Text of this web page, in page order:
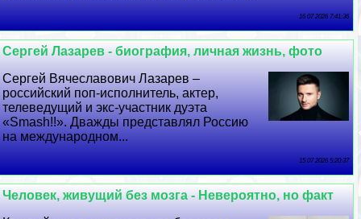
16 07 2026 7:41:36
Сергeй Лазарев - биография, личная жизнь, фото
Сергeй Вячеславович Лазарев –
российский поп-исполнитель, актер,
телеведущий и экс-участник дуэта
«Smash!!». Дважды представлял Россию
на международном...
15 07 2026 5:20:37
Человек, живущий без мозга - Невероятно, но факт